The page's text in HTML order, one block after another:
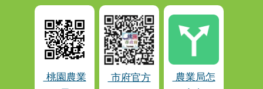
桃園農業
市府官方
農業局怎